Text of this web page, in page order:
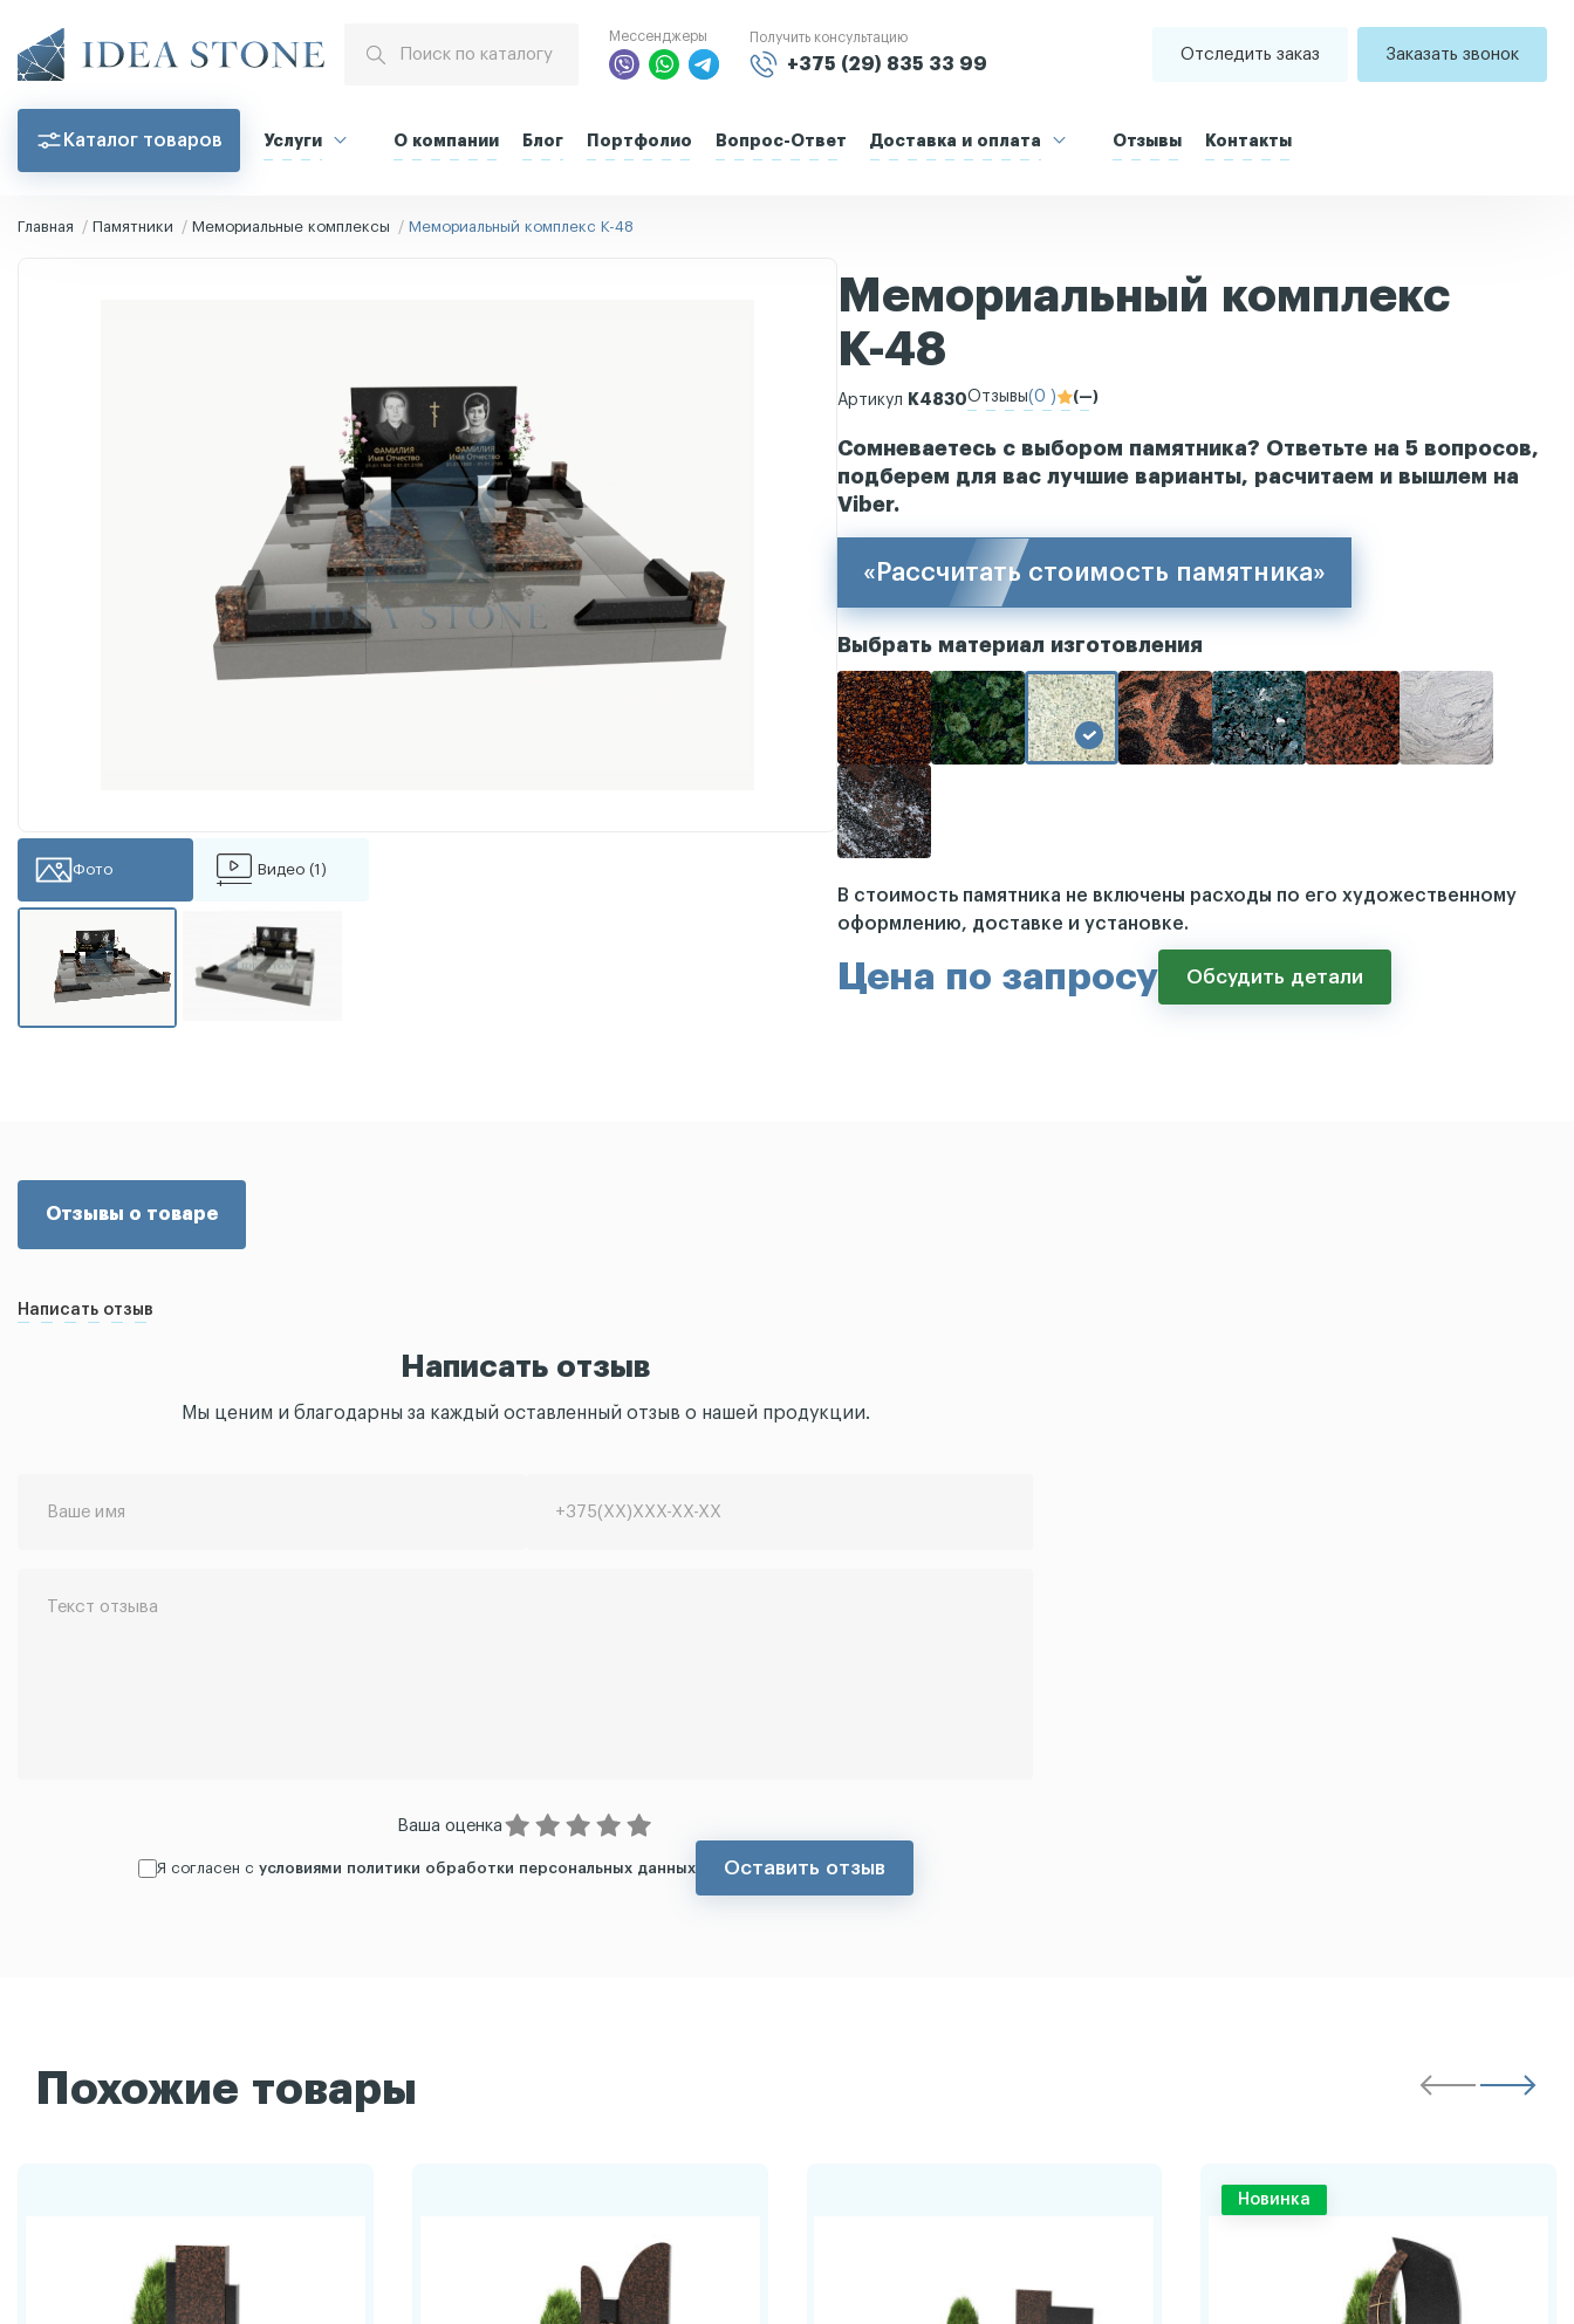
Мессенджеры Получить консультацию
+375 (29) 835 33 99
Отследить заказ Заказать звонок
Каталог товаров Услуги О компании Блог Портфолио Вопрос-Ответ Доставка и оплата Отзывы Контакты
Главная Памятники Мемориальные комплексы Мемориальный комплекс К-48
Фото Видео (1)
Мемориальный комплекс
К-48
Артикул К4830Отзывы(0 ) (—)
Сомневаетесь с выбором памятника? Ответьте на 5 вопросов,
подберем для вас лучшие варианты, расчитаем и вышлем на
Viber.
«Рассчитать стоимость памятника»
Выбрать материал изготовления
В стоимость памятника не включены расходы по его художественному
оформлению, доставке и установке.
Цена по запросу Обсудить детали
Отзывы о товаре
Написать отзыв
Написать отзыв
Мы ценим и благодарны за каждый оставленный отзыв о нашей продукции.
Ваша оценка
Я согласен с условиями политики обработки персональных данных Оставить отзыв
Похожие товары
Новинка